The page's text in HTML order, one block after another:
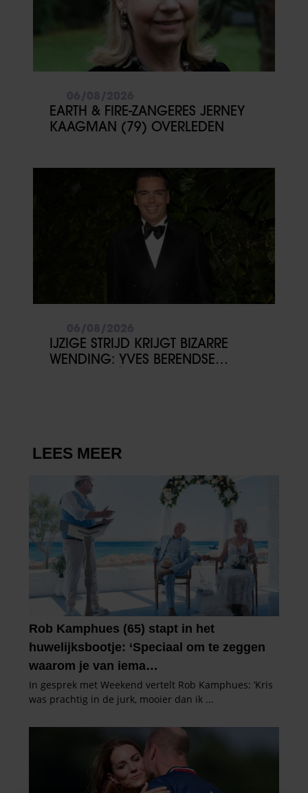
EARTH & FIRE-ZANGERES JERNEY
KAAGMAN (79) OVERLEDEN
IJZIGE STRIJD KRIJGT BIZARRE
WENDING: YVES BERENDSE